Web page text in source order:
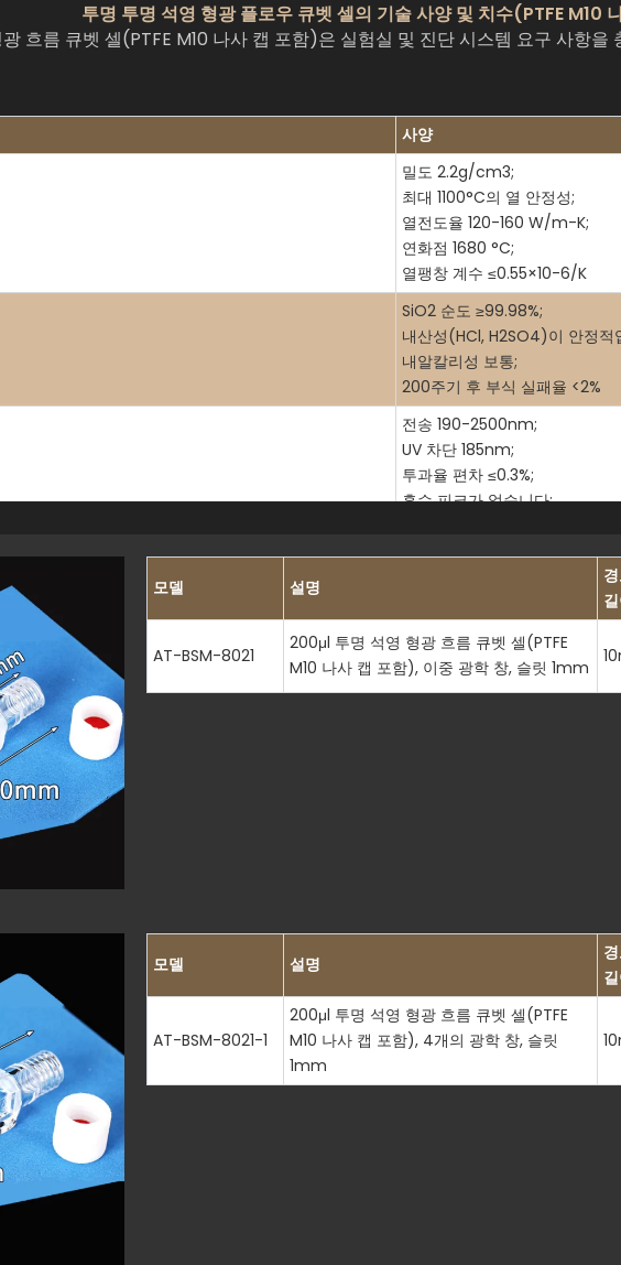
투명 투명 석영 형광 플로우 큐벳 셀의 기술 사양 및 치수(PTFE M10
흐름 큐벳 셀(PTFE M10 나사 캡 포함)은 실험실 및 진단 시스템 요구 사항을
사양
밀도 2.2g/cm3;
최대 1100°C의 열 안정성;
열전도율 120-160 W/m-K;
연화점 1680 °C;
열팽창 계수 ≤0.55×10-6/K
SiO2 순도 ≥99.98%;
내산성(HCl, H2SO4)이 안정적
내알칼리성 보통;
200주기 후 부식 실패율 <2%
전송 190-2500nm;
UV 차단 185nm;
투과율 편차 ≤0.3%;
흡수 피크가 없습니다;
골절 계수 ≥350 MPa;
굴곡 강도 70 MPa;
모스 경도 7;
탄성 계수 72 GPa
모델 설명
AT-BSM-8021
200μl 투명 석영 형광 흐름 큐벳 셀(PTFE
M10 나사 캡 포함), 이중 광학 창, 슬릿 1mm
모델 설명
AT-BSM-8021-1
200μl 투명 석영 형광 흐름 큐벳 셀(PTFE
M10 나사 캡 포함), 4개의 광학 창, 슬릿
1mm